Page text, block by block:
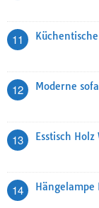
11
12 Moderne
13 Esstisch
14 Hängelampe